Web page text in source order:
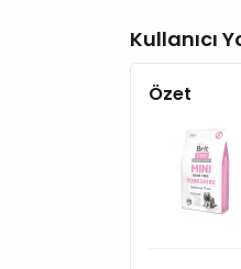
Kullanıcı
Özet